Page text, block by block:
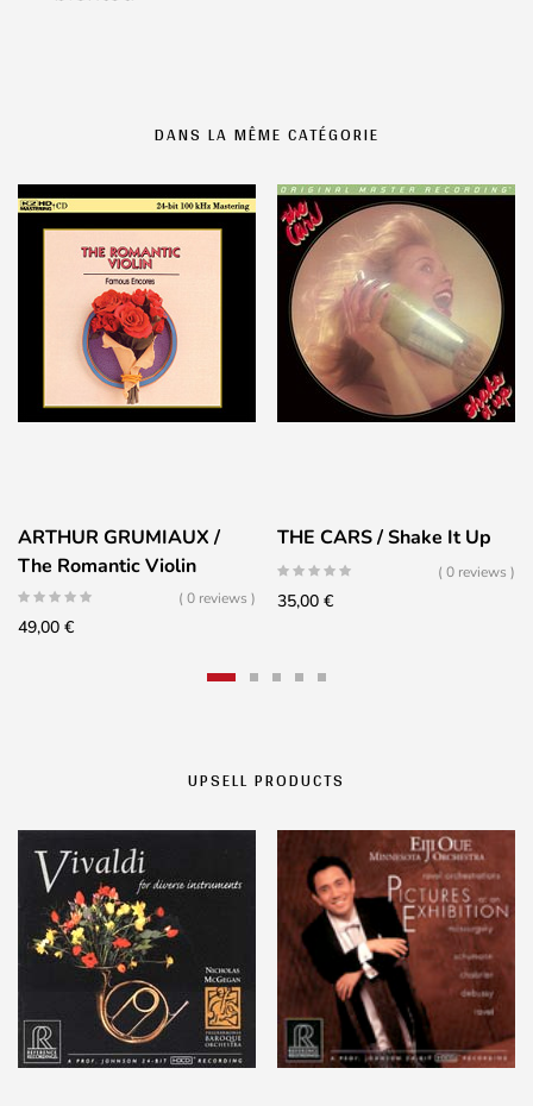
DANS LA MÊME CATÉGORIE
ARTHUR GRUMIAUX /
The Romantic Violin
( 0 reviews )
49,00 €
THE CARS / Shake It Up
( 0 reviews )
35,00 €
UPSELL PRODUCTS